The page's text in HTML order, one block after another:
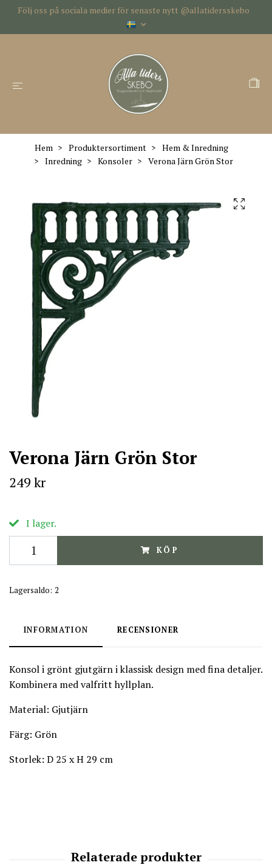
Följ oss på sociala medier för senaste nytt @allatidersskebo
Hem Produktersortiment
Hem & Inredning
Inredning
Konsoler Verona Järn Grön Stor
Verona Järn Grön Stor
249 kr
I lager.
KÖP
Lagersaldo: 2
INFORMATION RECENSIONER
Konsol i grönt gjutgärn i klassisk design med fina detaljer.
Kombinera med valfritt hyllplan.
Material: Gjutjärn
Färg: Grön
Storlek: D 25 x H 29 cm